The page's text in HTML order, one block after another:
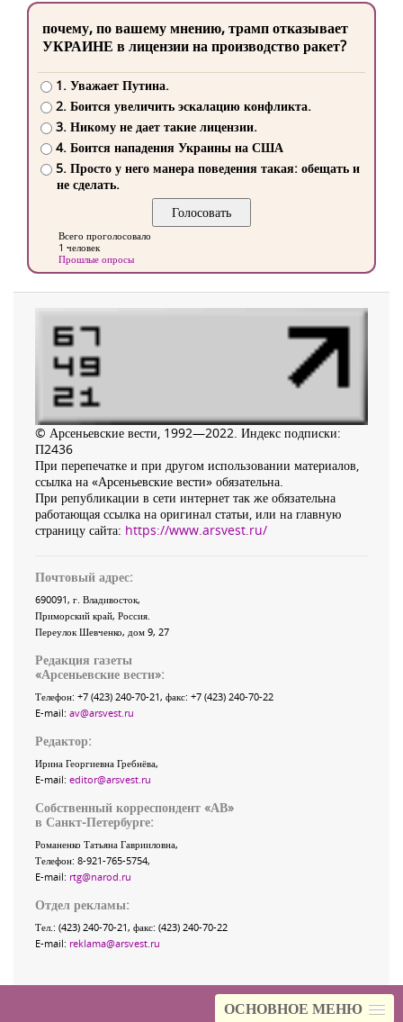
ОСНОВНОЕ МЕНЮ
почему, по вашему мнению, трамп отказывает
УКРАИНЕ в лицензии на производство ракет?
1. Уважает Путина.
2. Боится увеличить эскалацию конфликта.
3. Никому не дает такие лицензии.
4. Боится нападения Украины на США
5. Просто у него манера поведения такая: обещать и
не сделать.
Всего проголосовало
1 человек
Прошлые опросы
© Арсеньевские вести, 1992—2022. Индекс подписки:
П2436
При перепечатке и при другом использовании материалов,
ссылка на «Арсеньевские вести» обязательна.
При републикации в сети интернет так же обязательна
работающая ссылка на оригинал статьи, или на главную
страницу сайта: https://www.arsvest.ru/
Почтовый адрес:
690091, г. Владивосток,
Приморский край, Россия
Переулок Шевченко, дом 9, 27
Редакция газеты
«Арсеньевские вести»:
Телефон: +7 (423) 240-70-21, факс: +7 (423) 240-70-22
E-mail: av@arsvest.ru
Редактор:
Ирина Георгиевна Гребнёва,
E-mail: editor@arsvest.ru
Собственный корреспондент «АВ»
в Санкт-Петербурге:
Романенко Татьяна Гаврииловна,
Телефон: 8-921-765-5754,
E-mail: rtg@narod.ru
Отдел рекламы:
Тел.: (423) 240-70-21, факс: (423) 240-70-22
E-mail: reklama@arsvest.ru